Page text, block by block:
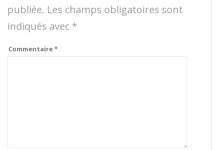
publiée. Les champs obligatoires sont
indiqués avec *
Commentaire*